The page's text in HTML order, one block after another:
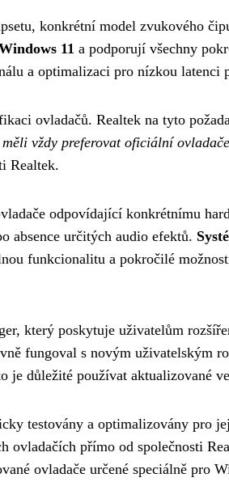
konkrétní model zvukového
11 a podporují všechny
a optimalizaci pro nízkou latenci
ovladačů. Realtek na tyto
vždy preferovat oficiální ovladače
Realtek.
odpovídající konkrétnímu
absence určitých audio efektů.
funkcionalitu a pokročilé
který poskytuje uživatelům
fungoval s novým uživatelským
je důležité používat aktualizované
testovány a optimalizovány pro
ovladačích přímo od společnosti
ovladače určené speciálně pro